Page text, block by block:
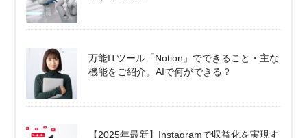
万能ITツール「Notion」でできること・主な
機能をご紹介。AIで何ができる？
【2025年最新】Instagramで収益化を実現す